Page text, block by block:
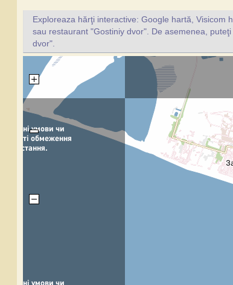
Exploreaza hărţi interactive: Google hartă, Visicom
sau restaurant "Gostiniy dvor". De asemenea,
dvor".